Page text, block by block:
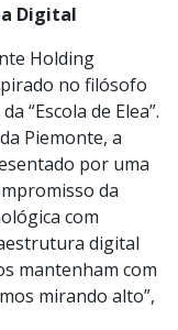
Digital
Holding
no filósofo
“Escola de Elea”.
Piemonte, a
por uma
da
com
digital
mantenham com
mirando alto”,